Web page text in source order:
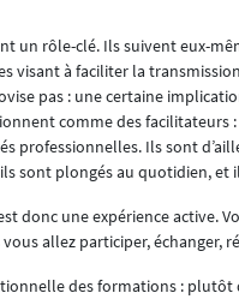
un rôle-clé. Ils suivent eux-
visant à faciliter la
pas : une certaine
comme des
professionnelles. Ils sont
sont plongés au quotidien, et
donc une expérience active.
allez participer, échanger,
des formations : plutôt